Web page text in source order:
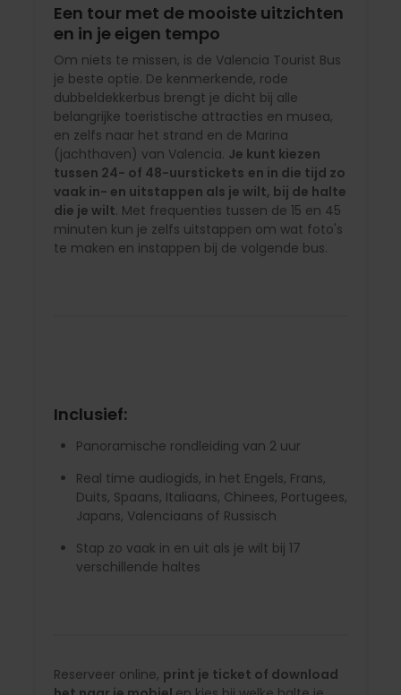
Een tour met de mooiste uitzichten
en in je eigen tempo
Om niets te missen, is de Valencia Tourist Bus
je beste optie. De kenmerkende, rode
dubbeldekkerbus brengt je dicht bij alle
belangrijke toeristische attracties en musea,
en zelfs naar het strand en de Marina
(jachthaven) van Valencia. Je kunt kiezen
tussen 24- of 48-uurstickets en in die tijd zo
vaak in- en uitstappen als je wilt, bij de halte
die je wilt. Met frequenties tussen de 15 en 45
minuten kun je zelfs uitstappen om wat foto's
te maken en instappen bij de volgende bus.
Inclusief:
Panoramische rondleiding van 2 uur
Real time audiogids, in het Engels, Frans,
Duits, Spaans, Italiaans, Chinees, Portugees,
Japans, Valenciaans of Russisch
Stap zo vaak in en uit als je wilt bij 17
verschillende haltes
Reserveer online, print je ticket of download